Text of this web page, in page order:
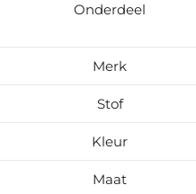
Onderdeel
Merk
Stof
Kleur
Maat